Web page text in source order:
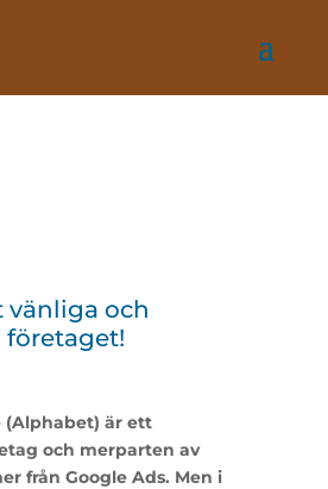
vänliga och
(Alphabet) är ett
och merparten av
från Google Ads. Men i